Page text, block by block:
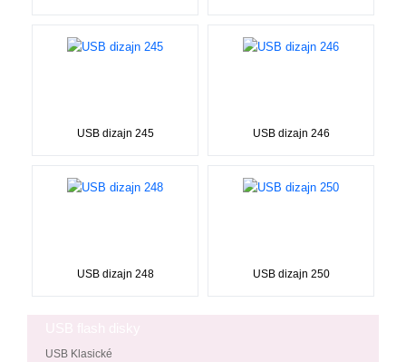
USB dizajn 245 USB dizajn 246
USB dizajn 248 USB dizajn 250
USB Klasické